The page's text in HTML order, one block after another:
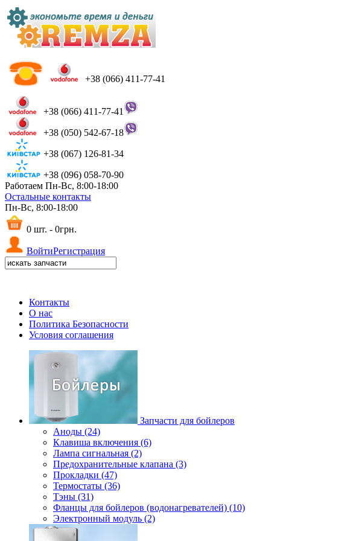
+38 (066) 411-77-41
+38 (066) 411-77-41
+38 (050) 542-67-18
+38 (067) 126-81-34
+38 (096) 058-70-90
Работаем Пн-Вс, 8:00-18:00
Остальные контакты
Пн-Вс, 8:00-18:00
0 шт. - 0грн.
ВойтиРегистрация
Контакты
О нас
Политика Безопасности
Условия соглашения
Запчасти для бойлеров
Аноды (24)
Клавиша включения (6)
Лампа сигнальная (2)
Предохранительные клапана (3)
Прокладки (47)
Термостаты (36)
Тэны (31)
Фланцы для бойлеров (водонагревателей) (10)
Электронный модуль (2)